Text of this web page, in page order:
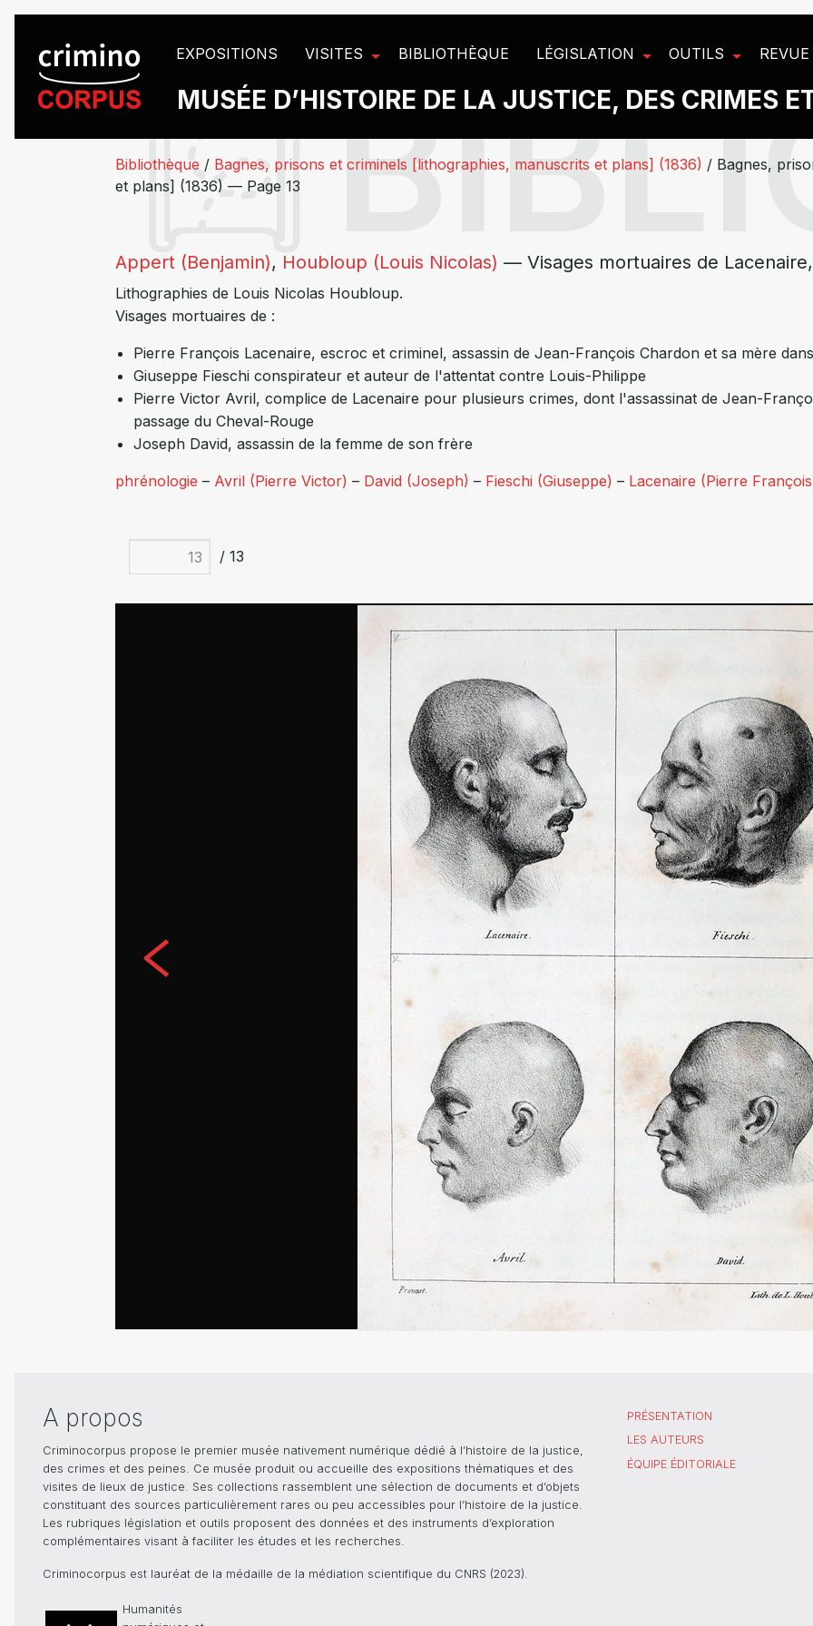
EXPOSITIONS VISITES BIBLIOTHÈQUE LÉGISLATION OUTILS REVUE
MUSÉE D’HISTOIRE DE LA JUSTICE, DES CRIMES
Bibliothèque / Bagnes, prisons et criminels [lithographies, manuscrits et plans] (1836) / Bagnes,
et plans] (1836) — Page 13
Appert (Benjamin), Houbloup (Louis Nicolas) — Visages mortuaires de
Lithographies de Louis Nicolas Houbloup.
Visages mortuaires de :
Pierre François Lacenaire, escroc et criminel, assassin de Jean-François Chardon et sa mère
Giuseppe Fieschi conspirateur et auteur de l'attentat contre Louis-Philippe
Pierre Victor Avril, complice de Lacenaire pour plusieurs crimes, dont l'assassinat de Jean-
passage du Cheval-Rouge
Joseph David, assassin de la femme de son frère
phrénologie – Avril (Pierre Victor) – David (Joseph) – Fieschi (Giuseppe) – Lacenaire (Pierre
/ 13
A propos
Criminocorpus propose le premier musée nativement numérique dédié à l’histoire de la justice,
des crimes et des peines. Ce musée produit ou accueille des expositions thématiques et des
visites de lieux de justice. Ses collections rassemblent une sélection de documents et d’objets
constituant des sources particulièrement rares ou peu accessibles pour l’histoire de la justice.
Les rubriques législation et outils proposent des données et des instruments d’exploration
complémentaires visant à faciliter les études et les recherches.
Criminocorpus est lauréat de la médaille de la médiation scientifique du CNRS (2023).
PRÉSENTATION
LES AUTEURS
ÉQUIPE ÉDITORIALE
Humanités
Panneau de gestion des cookies